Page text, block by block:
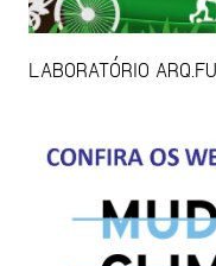
LABORATÓRIO